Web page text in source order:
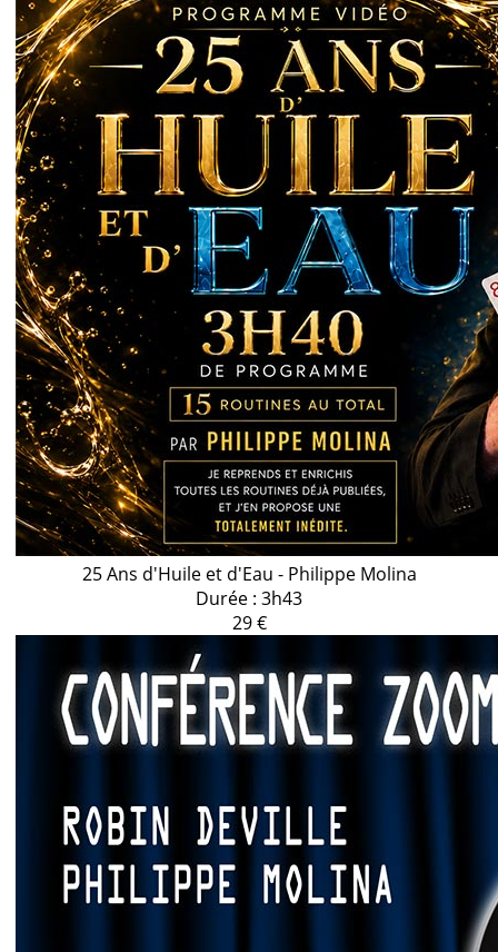
25 Ans d'Huile et d'Eau - Philippe Molina
Durée : 3h43
29 €